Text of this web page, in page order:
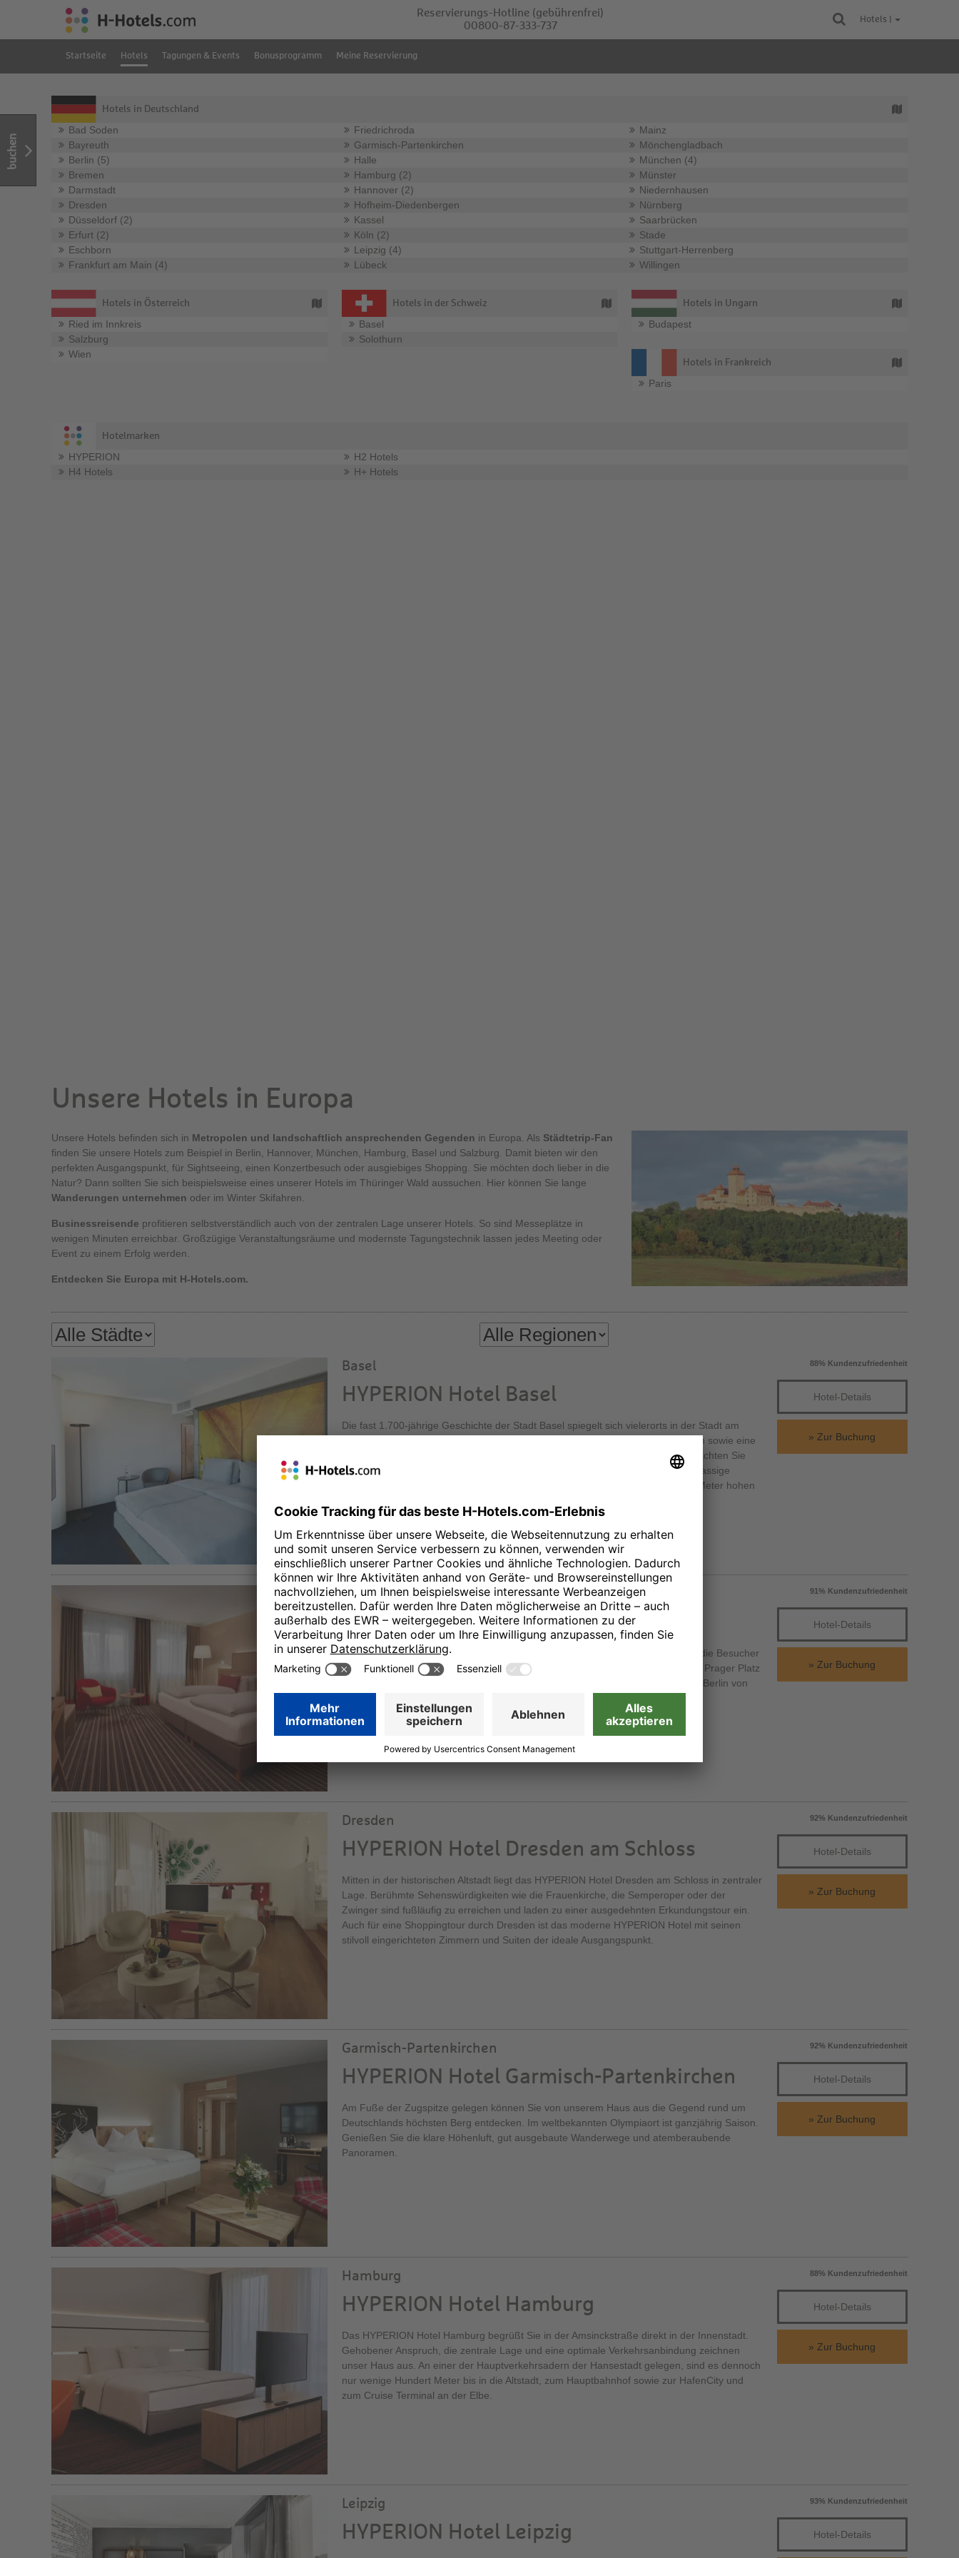
Reservierungs-Hotline (gebührenfrei)
00800-87-333-737
Hotels |
Startseite Hotels Tagungen & Events Bonusprogramm Meine Reservierung
buchen
Hotels in Deutschland
Bad Soden
Bayreuth
Berlin (5)
Bremen
Darmstadt
Dresden
Düsseldorf (2)
Erfurt (2)
Eschborn
Frankfurt am Main (4)
Friedrichroda
Garmisch-Partenkirchen
Halle
Hamburg (2)
Hannover (2)
Hofheim-Diedenbergen
Kassel
Köln (2)
Leipzig (4)
Lübeck
Mainz
Mönchengladbach
München (4)
Münster
Niedernhausen
Nürnberg
Saarbrücken
Stade
Stuttgart-Herrenberg
Willingen
Hotels in Österreich
Ried im Innkreis
Salzburg
Wien
Hotels in der Schweiz
Basel
Solothurn
Hotels in Ungarn
Budapest
Hotels in Frankreich
Paris
Hotelmarken
HYPERION
H4 Hotels
H2 Hotels
H+ Hotels
Unsere Hotels in Europa
Unsere Hotels befinden sich in Metropolen und landschaftlich ansprechenden Gegenden in Europa. Als Städtetrip-Fan
finden Sie unsere Hotels zum Beispiel in Berlin, Hannover, München, Hamburg, Basel und Salzburg. Damit bieten wir den
perfekten Ausgangspunkt, für Sightseeing, einen Konzertbesuch oder ausgiebiges Shopping. Sie möchten doch lieber in die
Natur? Dann sollten Sie sich beispielsweise eines unserer Hotels im Thüringer Wald aussuchen. Hier können Sie lange
Wanderungen unternehmen oder im Winter Skifahren.
Businessreisende profitieren selbstverständlich auch von der zentralen Lage unserer Hotels. So sind Messeplätze in
wenigen Minuten erreichbar. Großzügige Veranstaltungsräume und modernste Tagungstechnik lassen jedes Meeting oder
Event zu einem Erfolg werden.
Entdecken Sie Europa mit H-Hotels.com.
Basel
HYPERION Hotel Basel
Die fast 1.700-jährige Geschichte der Stadt Basel spiegelt sich vielerorts in der Stadt am
Rhein. Hinzu kommen rund zahlreiche Museen, Galerien und 30 Theaterbühnen sowie eine
der wichtigsten Kunstmessen der Welt. Lernen Sie die Stadt kennen und übernachten Sie
komfortabel im HYPERION Hotel Basel! Entspannte Atmosphäre und eine erstklassige
Aussicht bietet unsere Executive Lounge in der 30. Etage des über einhundert Meter hohen
88% Kundenzufriedenheit
Hotel-Details
Zur Buchung
Berlin
HYPERION Hotel Berlin
Wohin sich der Blick in Berlin auch wendet, im Herzen der Hauptstadt erwarten die Besucher
zahlreiche sehenswerte oder historische, bedeutsame Gebäude und Plätze. Am Prager Platz
in Berlin Wilmersdorf gelegen und in der Nähe des Kurfürstendamms, lässt sich Berlin von
91% Kundenzufriedenheit
Hotel-Details
Zur Buchung
Dresden
HYPERION Hotel Dresden am Schloss
Mitten in der historischen Altstadt liegt das HYPERION Hotel Dresden am Schloss in zentraler
Lage. Berühmte Sehenswürdigkeiten wie die Frauenkirche, die Semperoper oder der
Zwinger sind fußläufig zu erreichen und laden zu einer ausgedehnten Erkundungstour ein.
Auch für eine Shoppingtour durch Dresden ist das moderne HYPERION Hotel mit seinen
stilvoll eingerichteten Zimmern und Suiten der ideale Ausgangspunkt.
92% Kundenzufriedenheit
Hotel-Details
Zur Buchung
Garmisch-Partenkirchen
HYPERION Hotel Garmisch-Partenkirchen
Am Fuße der Zugspitze gelegen können Sie von unserem Haus aus die Gegend rund um
Deutschlands höchsten Berg entdecken. Im weltbekannten Olympiaort ist ganzjährig Saison.
Genießen Sie die klare Höhenluft, gut ausgebaute Wanderwege und atemberaubende
Panoramen.
92% Kundenzufriedenheit
Hotel-Details
Zur Buchung
Hamburg
HYPERION Hotel Hamburg
Das HYPERION Hotel Hamburg begrüßt Sie in der Amsinckstraße direkt in der Innenstadt.
Gehobener Anspruch, die zentrale Lage und eine optimale Verkehrsanbindung zeichnen
unser Haus aus. An einer der Hauptverkehrsadern der Hansestadt gelegen, sind es dennoch
nur wenige Hundert Meter bis in die Altstadt, zum Hauptbahnhof sowie zur HafenCity und
zum Cruise Terminal an der Elbe.
88% Kundenzufriedenheit
Hotel-Details
Zur Buchung
Leipzig
HYPERION Hotel Leipzig
93% Kundenzufriedenheit
Hotel-Details